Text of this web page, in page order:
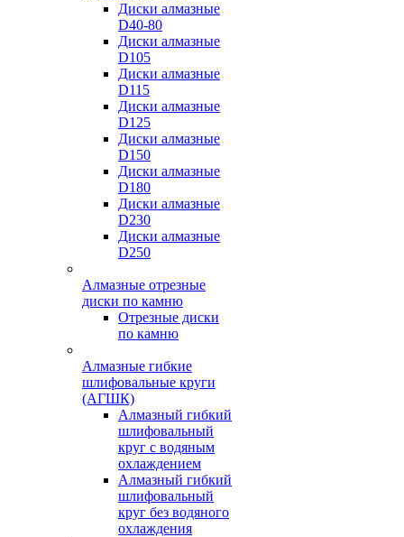
Диски алмазные
D40-80
Диски алмазные
D105
Диски алмазные
D115
Диски алмазные
D125
Диски алмазные
D150
Диски алмазные
D180
Диски алмазные
D230
Диски алмазные
D250
Алмазные отрезные
диски по камню
Отрезные диски
по камню
Алмазные гибкие
шлифовальные круги
(АГШК)
Алмазный гибкий
шлифовальный
круг с водяным
охлаждением
Алмазный гибкий
шлифовальный
круг без водяного
охлаждения